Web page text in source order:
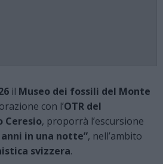
il Museo dei fossili del Monte
con l’OTR del
Ceresio, proporrà l’escursione
in una notte”, nell’ambito
svizzera.